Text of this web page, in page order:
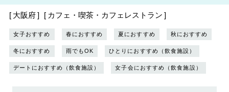
大阪府 カフェ・喫茶・カフェレストラン
女子おすすめ 春におすすめ 夏におすすめ 秋におすすめ
冬におすすめ 雨でもOK ひとりにおすすめ（飲食施設）
デートにおすすめ（飲食施設） 女子会におすすめ（飲食施設）